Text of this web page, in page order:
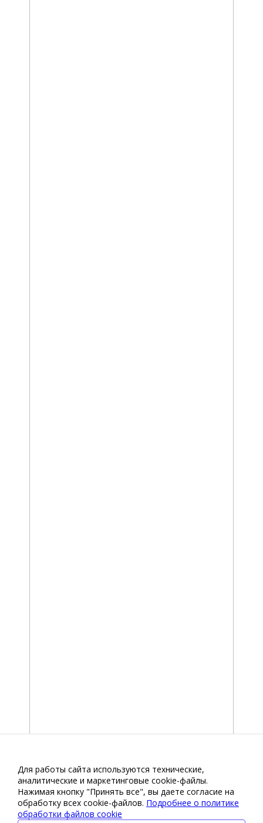
Для работы сайта используются технические,
аналитические и маркетинговые сооkіе-файлы.
Нажимая кнопку "Принять все", вы даете согласие на
обработку всех cookie-файлов. Подробнее о политике
обработки файлов cookie